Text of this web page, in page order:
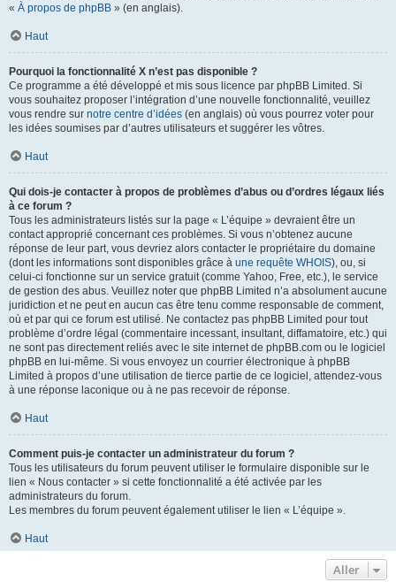
« À propos de phpBB » (en anglais).
Haut
Pourquoi la fonctionnalité X n’est pas disponible ?
Ce programme a été développé et mis sous licence par phpBB Limited. Si
vous souhaitez proposer l’intégration d’une nouvelle fonctionnalité, veuillez
vous rendre sur notre centre d’idées (en anglais) où vous pourrez voter pour
les idées soumises par d’autres utilisateurs et suggérer les vôtres.
Haut
Qui dois-je contacter à propos de problèmes d’abus ou d’ordres légaux liés
à ce forum ?
Tous les administrateurs listés sur la page « L’équipe » devraient être un
contact approprié concernant ces problèmes. Si vous n’obtenez aucune
réponse de leur part, vous devriez alors contacter le propriétaire du domaine
(dont les informations sont disponibles grâce à une requête WHOIS), ou, si
celui-ci fonctionne sur un service gratuit (comme Yahoo, Free, etc.), le service
de gestion des abus. Veuillez noter que phpBB Limited n’a absolument aucune
juridiction et ne peut en aucun cas être tenu comme responsable de comment,
où et par qui ce forum est utilisé. Ne contactez pas phpBB Limited pour tout
problème d’ordre légal (commentaire incessant, insultant, diffamatoire, etc.) qui
ne sont pas directement reliés avec le site internet de phpBB.com ou le logiciel
phpBB en lui-même. Si vous envoyez un courrier électronique à phpBB
Limited à propos d’une utilisation de tierce partie de ce logiciel, attendez-vous
à une réponse laconique ou à ne pas recevoir de réponse.
Haut
Comment puis-je contacter un administrateur du forum ?
Tous les utilisateurs du forum peuvent utiliser le formulaire disponible sur le
lien « Nous contacter » si cette fonctionnalité a été activée par les
administrateurs du forum.
Les membres du forum peuvent également utiliser le lien « L’équipe ».
Haut
Aller